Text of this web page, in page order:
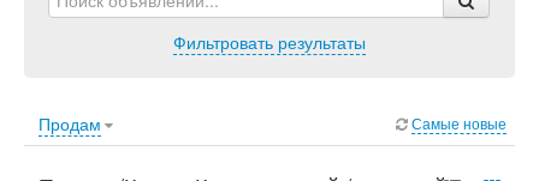
Услуги
Фильтровать результаты
Продам Самые новые